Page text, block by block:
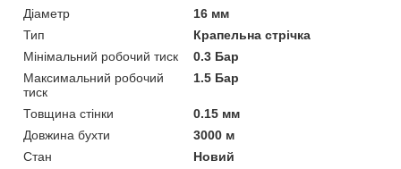
Діаметр
16 мм
Тип
Крапельна стрічка
Мінімальний робочий тиск
0.3 Бар
Максимальний робочий
тиск
1.5 Бар
Товщина стінки
0.15 мм
Довжина бухти
3000 м
Стан
Новий